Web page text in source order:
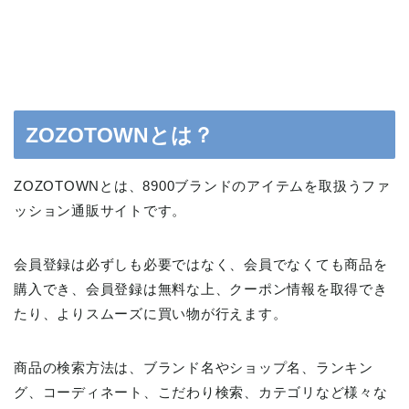
ZOZOTOWNとは？
ZOZOTOWNとは、8900ブランドのアイテムを取扱うファ
ッション通販サイトです。
会員登録は必ずしも必要ではなく、会員でなくても商品を
購入でき、会員登録は無料な上、クーポン情報を取得でき
たり、よりスムーズに買い物が行えます。
商品の検索方法は、ブランド名やショップ名、ランキン
グ、コーディネート、こだわり検索、カテゴリなど様々な